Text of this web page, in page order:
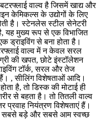
वाल्व है जिसमें खाद्य और
केमिकल्स के उद्योगों के लिए
है। स्टेनलेस स्टील सेनेटरी
यह मुख्य रूप से एक विभाजित
ड्राइविंग से बना होता है।
वाल्व में न केवल सरल
की खपत, छोटे इंस्टॉलेशन
टॉर्क, सरल और तेज
, सीलिंग विशेषताओं आदि।
है, तो डिस्क की मोटाई ही
से बहता है। तो तितली वाल्व
प्रवाह नियंत्रण विशेषताएं हैं।
सबसे बड़े और सबसे आम स्वच्छ